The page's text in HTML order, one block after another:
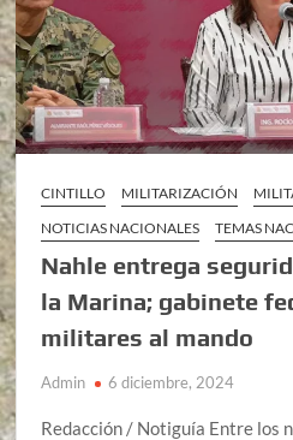
CINTILLO MILITARIZACIÓN
NOTICIAS NACIONALES
TEMAS
Nahle entrega
la Marina; gabinete
militares al mando
Admin 6 diciembre, 2024
Redacción / Notiguía Entre los